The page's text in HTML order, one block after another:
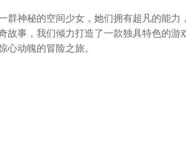
群神秘的空间少女，她们拥有超凡的能
故事，我们倾力打造了一款独具特色的
心动魄的冒险之旅。